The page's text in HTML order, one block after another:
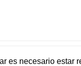
es necesario estar